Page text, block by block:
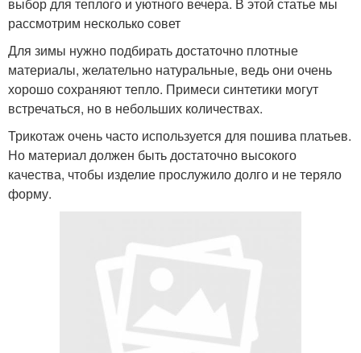
рассмотрим несколько совет
Для зимы нужно подбирать достаточно плотные
материалы, желательно натуральные, ведь они очень
хорошо сохраняют тепло. Примеси синтетики могут
встречаться, но в небольших количествах.
Трикотаж очень часто используется для пошива платьев.
Но материал должен быть достаточно высокого
качества, чтобы изделие прослужило долго и не теряло
форму.